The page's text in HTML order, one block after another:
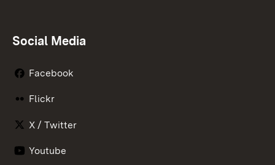
Social Media
Facebook
Flickr
X / Twitter
Youtube